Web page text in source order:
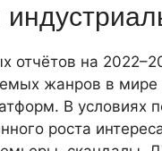
отчётов на
жанров в
В
роста